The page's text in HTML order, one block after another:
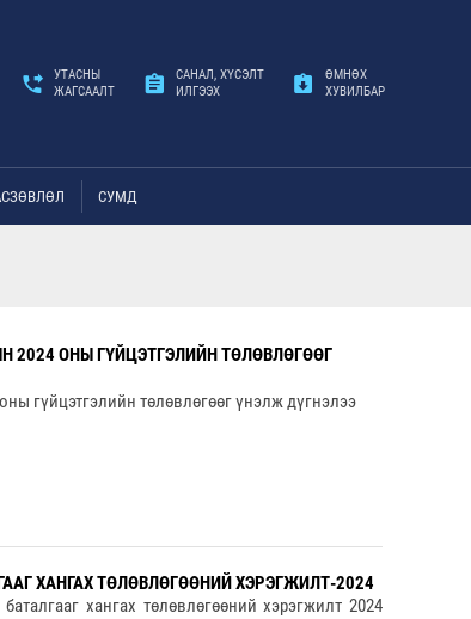
УТАСНЫ
ЖАГСААЛТ
САНАЛ, ХҮСЭЛТ
ИЛГЭЭХ
ӨМНӨХ
ХУВИЛБАР
СУМД
ОНЫ ГҮЙЦЭТГЭЛИЙН ТӨЛӨВЛӨГӨӨГ
гүйцэтгэлийн төлөвлөгөөг үнэлж дүгнэлээ
ХАНГАХ ТӨЛӨВЛӨГӨӨНИЙ ХЭРЭГЖИЛТ-2024
хангах төлөвлөгөөний хэрэгжилт 2024